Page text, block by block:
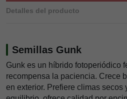
Detalles del producto
Semillas Gunk
Gunk es un híbrido fotoperiódico
recompensa la paciencia. Crece
en exterior. Prefiere climas secos